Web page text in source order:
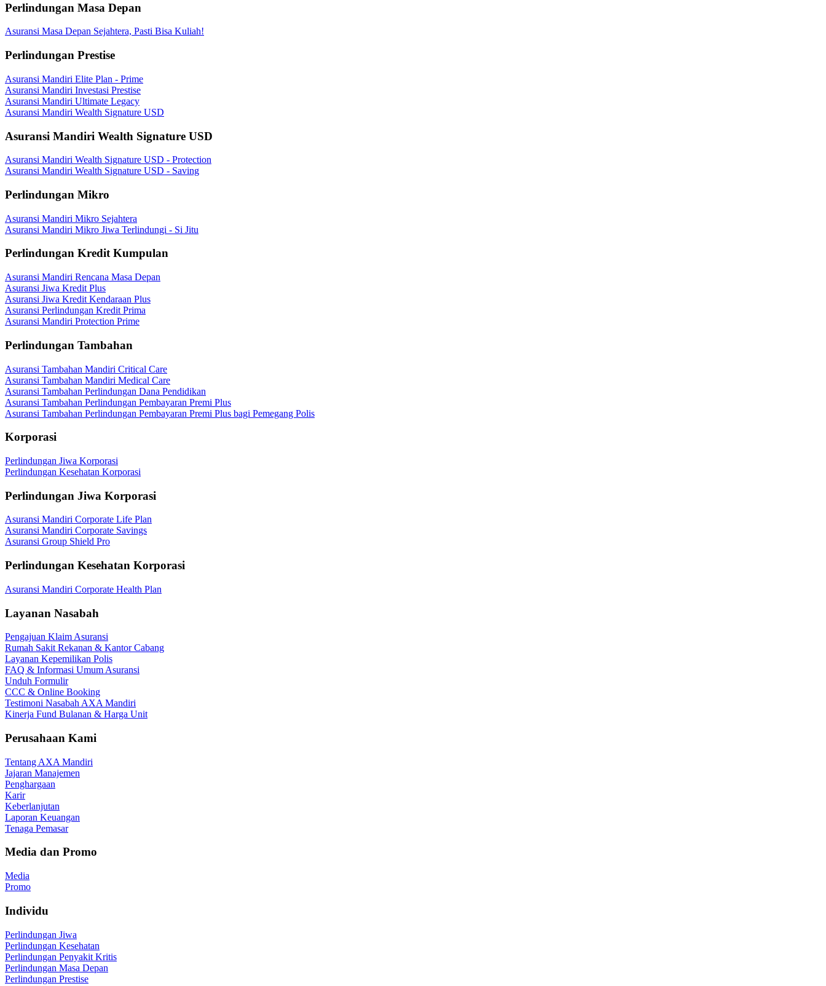
Perlindungan Masa Depan
Asuransi Masa Depan Sejahtera, Pasti Bisa Kuliah!
Perlindungan Prestise
Asuransi Mandiri Elite Plan - Prime
Asuransi Mandiri Investasi Prestise
Asuransi Mandiri Ultimate Legacy
Asuransi Mandiri Wealth Signature USD
Asuransi Mandiri Wealth Signature USD
Asuransi Mandiri Wealth Signature USD - Protection
Asuransi Mandiri Wealth Signature USD - Saving
Perlindungan Mikro
Asuransi Mandiri Mikro Sejahtera
Asuransi Mandiri Mikro Jiwa Terlindungi - Si Jitu
Perlindungan Kredit Kumpulan
Asuransi Mandiri Rencana Masa Depan
Asuransi Jiwa Kredit Plus
Asuransi Jiwa Kredit Kendaraan Plus
Asuransi Perlindungan Kredit Prima
Asuransi Mandiri Protection Prime
Perlindungan Tambahan
Asuransi Tambahan Mandiri Critical Care
Asuransi Tambahan Mandiri Medical Care
Asuransi Tambahan Perlindungan Dana Pendidikan
Asuransi Tambahan Perlindungan Pembayaran Premi Plus
Asuransi Tambahan Perlindungan Pembayaran Premi Plus bagi Pemegang Polis
Korporasi
Perlindungan Jiwa Korporasi
Perlindungan Kesehatan Korporasi
Perlindungan Jiwa Korporasi
Asuransi Mandiri Corporate Life Plan
Asuransi Mandiri Corporate Savings
Asuransi Group Shield Pro
Perlindungan Kesehatan Korporasi
Asuransi Mandiri Corporate Health Plan
Layanan Nasabah
Pengajuan Klaim Asuransi
Rumah Sakit Rekanan & Kantor Cabang
Layanan Kepemilikan Polis
FAQ & Informasi Umum Asuransi
Unduh Formulir
CCC & Online Booking
Testimoni Nasabah AXA Mandiri
Kinerja Fund Bulanan & Harga Unit
Perusahaan Kami
Tentang AXA Mandiri
Jajaran Manajemen
Penghargaan
Karir
Keberlanjutan
Laporan Keuangan
Tenaga Pemasar
Media dan Promo
Media
Promo
Individu
Perlindungan Jiwa
Perlindungan Kesehatan
Perlindungan Penyakit Kritis
Perlindungan Masa Depan
Perlindungan Prestise